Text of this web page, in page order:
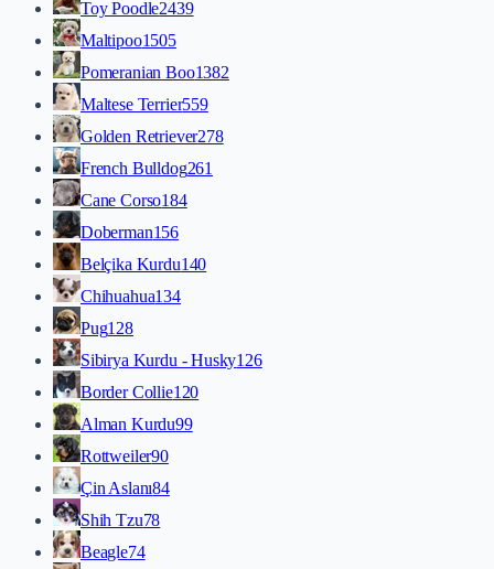
Toy Poodle2439
Maltipoo1505
Pomeranian Boo1382
Maltese Terrier559
Golden Retriever278
French Bulldog261
Cane Corso184
Doberman156
Belçika Kurdu140
Chihuahua134
Pug128
Sibirya Kurdu - Husky126
Border Collie120
Alman Kurdu99
Rottweiler90
Çin Aslanı84
Shih Tzu78
Beagle74